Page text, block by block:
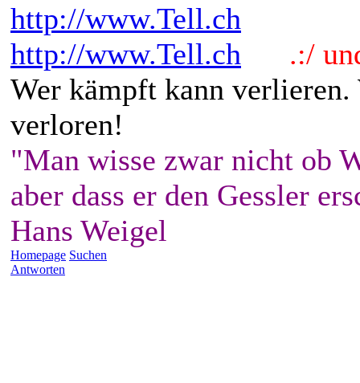
http://www.Tell.ch
http://www.Tell.ch
.:/
Wer kämpft kann
verloren!
"Man wisse zwar nicht ob
aber dass er den Gessler
Hans Weigel
Homepage Suchen
Antworten